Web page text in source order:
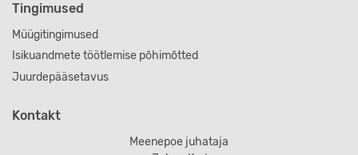
Tingimused
Müügitingimused
Isikuandmete töötlemise põhimõtted
Juurdepääsetavus
Kontakt
Meenepoe juhataja